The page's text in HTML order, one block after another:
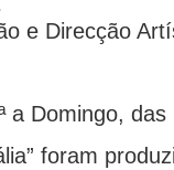
e Direcção
a Domingo, das
foram